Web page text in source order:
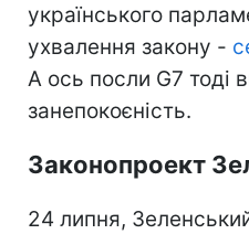
українського
ухвалення закону -
А ось посли G7 тоді
занепокоєність.
Законопроект
24 липня,